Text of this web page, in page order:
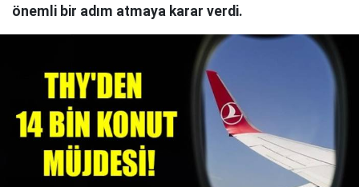
önemli bir adım atmaya karar verdi.